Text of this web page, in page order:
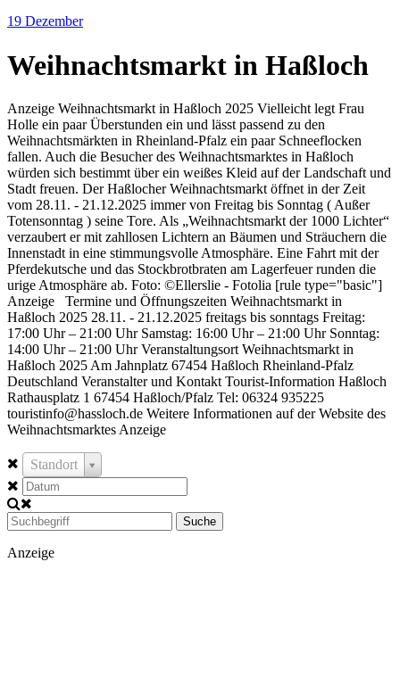
19 Dezember
Weihnachtsmarkt in Haßloch
Anzeige Weihnachtsmarkt in Haßloch 2025 Vielleicht legt Frau
Holle ein paar Überstunden ein und lässt passend zu den
Weihnachtsmärkten in Rheinland-Pfalz ein paar Schneeflocken
fallen. Auch die Besucher des Weihnachtsmarktes in Haßloch
würden sich bestimmt über ein weißes Kleid auf der Landschaft und
Stadt freuen. Der Haßlocher Weihnachtsmarkt öffnet in der Zeit
vom 28.11. - 21.12.2025 immer von Freitag bis Sonntag ( Außer
Totensonntag ) seine Tore. Als „Weihnachtsmarkt der 1000 Lichter“
verzaubert er mit zahllosen Lichtern an Bäumen und Sträuchern die
Innenstadt in eine stimmungsvolle Atmosphäre. Eine Fahrt mit der
Pferdekutsche und das Stockbrotbraten am Lagerfeuer runden die
urige Atmosphäre ab. Foto: ©Ellerslie - Fotolia [rule type="basic"]
Anzeige Termine und Öffnungszeiten Weihnachtsmarkt in
Haßloch 2025 28.11. - 21.12.2025 freitags bis sonntags Freitag:
17:00 Uhr – 21:00 Uhr Samstag: 16:00 Uhr – 21:00 Uhr Sonntag:
14:00 Uhr – 21:00 Uhr Veranstaltungsort Weihnachtsmarkt in
Haßloch 2025 Am Jahnplatz 67454 Haßloch Rheinland-Pfalz
Deutschland Veranstalter und Kontakt Tourist-Information Haßloch
Rathausplatz 1 67454 Haßloch/Pfalz Tel: 06324 935225
touristinfo@hassloch.de Weitere Informationen auf der Website des
Weihnachtsmarktes Anzeige
Standort
Suche
Anzeige